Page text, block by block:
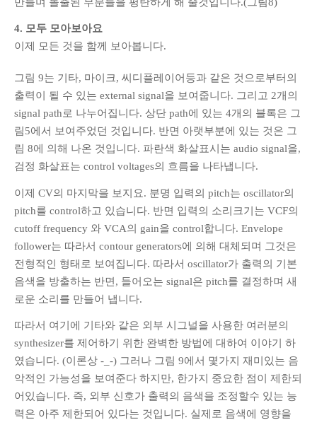
4. 모두 모아보아요
이제 모든 것을 함께 보아봅니다.
그림 9는 기타, 마이크, 씨디플레이어등과 같은 것으로부터의
출력이 될 수 있는 external signal을 보여줍니다. 그리고 2개의
signal path로 나누어집니다. 상단 path에 있는 4개의 블록은 그
림5에서 보여주었던 것입니다. 반면 아랫부분에 있는 것은 그
림 8에 의해 나온 것입니다. 파란색 화살표시는 audio signal을,
검정 화살표는 control voltages의 흐름을 나타냅니다.
이제 CV의 마지막을 보지요. 분명 입력의 pitch는 oscillator의
pitch를 control하고 있습니다. 반면 입력의 소리크기는 VCF의
cutoff frequency 와 VCA의 gain을 control합니다. Envelope
follower는 따라서 contour generators에 의해 대체되며 그것은
전형적인 형태로 보여집니다. 따라서 oscillator가 출력의 기본
음색을 방출하는 반면, 들어오는 signal은 pitch를 결정하며 새
로운 소리를 만들어 냅니다.
따라서 여기에 기타와 같은 외부 시그널을 사용한 여러분의
synthesizer를 제어하기 위한 완벽한 방법에 대하여 이야기 하
였습니다. (이론상 -_-) 그러나 그림 9에서 몇가지 재미있는 음
악적인 가능성을 보여준다 하지만, 한가지 중요한 점이 제한되
어있습니다. 즉, 외부 신호가 출력의 음색을 조정할수 있는 능
력은 아주 제한되어 있다는 것입니다. 실제로 음색에 영향을